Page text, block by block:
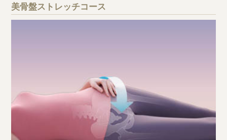
美骨盤ストレッチコース